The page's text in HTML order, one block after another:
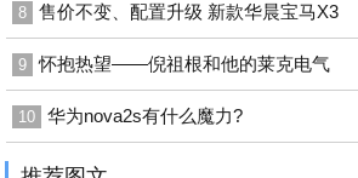
8 售价不变、配置升级 新款华晨宝马X3
9 怀抱热望——倪祖根和他的莱克电气
10 华为nova2s有什么魔力?